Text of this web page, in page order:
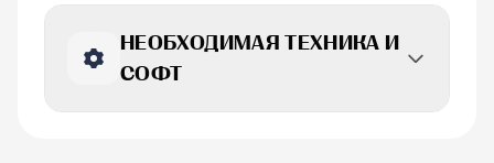
НЕОБХОДИМАЯ ТЕХНИКА И
СОФТ